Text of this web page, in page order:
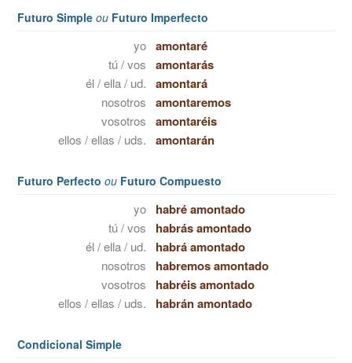
Futuro Simple ou Futuro Imperfecto
yo amontaré
tú / vos amontarás
él / ella / ud. amontará
nosotros amontaremos
vosotros amontaréis
ellos / ellas / uds. amontarán
Futuro Perfecto ou Futuro Compuesto
yo habré amontado
tú / vos habrás amontado
él / ella / ud. habrá amontado
nosotros habremos amontado
vosotros habréis amontado
ellos / ellas / uds. habrán amontado
Condicional Simple